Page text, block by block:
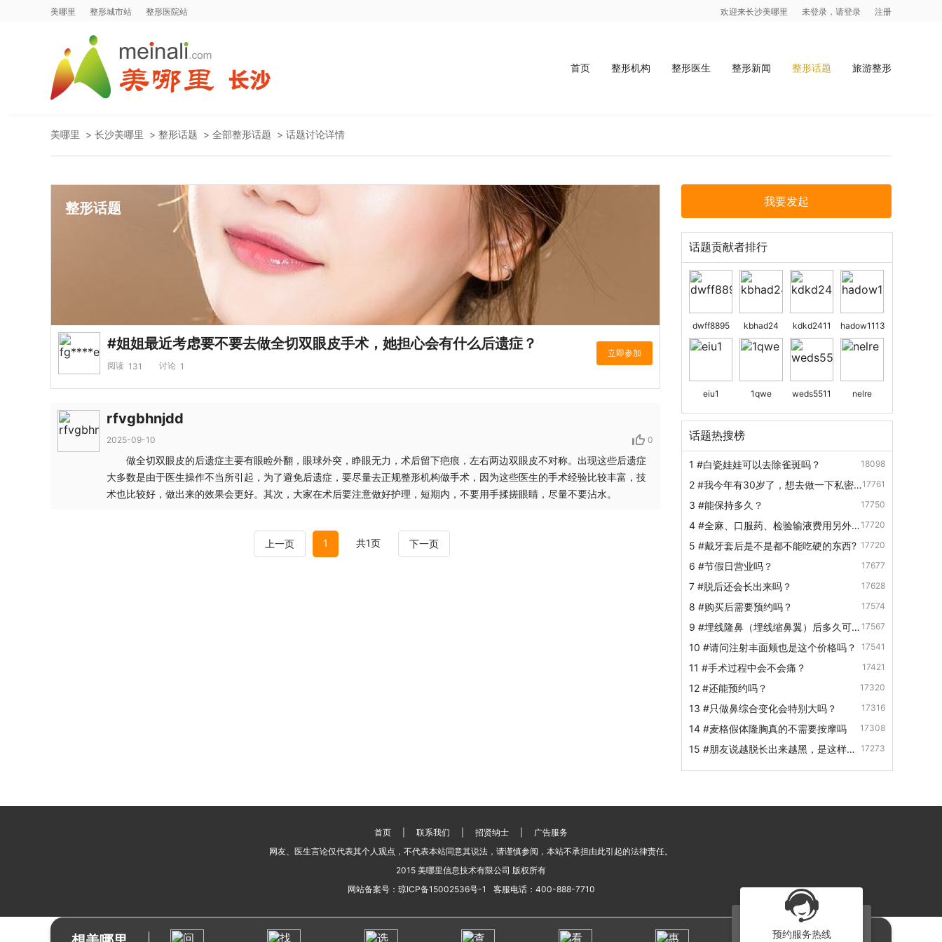
美哪里 整形城市站 整形医院站 欢迎来长沙美哪里 未登录，请登录 注册
首页 整形机构 整形医生 整形新闻 整形话题 旅游整形
美哪里 > 长沙美哪里 > 整形话题 > 全部整形话题 > 话题讨论详情
整形话题
#姐姐最近考虑要不要去做全切双眼皮手术，她担心会有什么后遗症？
阅读 131 讨论 1
rfvgbhnjdd
2025-09-10 0
做全切双眼皮的后遗症主要有眼睑外翻，眼球外突，睁眼无力，术后留下疤痕，左右两边双眼皮不对称。出现这些后遗症
大多数是由于医生操作不当所引起，为了避免后遗症，要尽量去正规整形机构做手术，因为这些医生的手术经验比较丰富，技
术也比较好，做出来的效果会更好。其次，大家在术后要注意做好护理，短期内，不要用手揉搓眼睛，尽量不要沾水。
上一页 1 共1页 下一页
我要发起
话题贡献者排行
dwff8895 kbhad24 kdkd2411 hadow1113
eiu1 1qwe weds5511 nelre
话题热搜榜
1 #白瓷娃娃可以去除雀斑吗？ 18098
2 #我今年有30岁了，想去做一下私密
处的整形，不知道现在做男性私密处整
形效果好不好？价...
17761
3 #能保持多久？ 17750
4 #全麻、口服药、检验输液费用另外
加收？
17720
5 #戴牙套后是不是都不能吃硬的东西? 17720
6 #节假日营业吗？ 17677
7 #脱后还会长出来吗？ 17628
8 #购买后需要预约吗？ 17574
9 #埋线隆鼻（埋线缩鼻翼）后多久可以
洗脸、洗澡呢？
17567
10 #请问注射丰面颊也是这个价格吗？ 17541
11 #手术过程中会不会痛？ 17421
12 #还能预约吗？ 17320
13 #只做鼻综合变化会特别大吗？ 17316
14 #麦格假体隆胸真的不需要按摩吗 17308
15 #朋友说越脱长出来越黑，是这样
17273
首页 联系我们 招贤纳士
广告服务
网友、医生言论仅代表其个人观点，不代表本站同意其说法，请谨慎参阅，本站不承担由此引起的法律责任。
2015 美哪里信息技术有限公司 版权所有
网站备案号： 琼ICP备15002536号-1 客服电话： 400-888-7710
预约服务热线